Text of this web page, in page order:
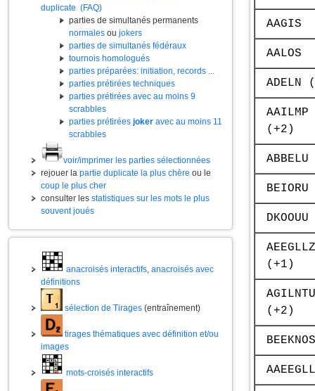
duplicate (FAQ)
parties de simultanés permanents
normales ou jokers
parties de simultanés fédéraux
tournois homologués
parties préparées: initiation, records ...
parties prétirées techniques
parties prétirées avec au moins 9
scrabbles
parties prétirées joker avec au moins 11
scrabbles
voir/imprimer les parties sélectionnées
rejouer la partie duplicate la plus chère ou le
coup le plus cher
consulter les statistiques sur les mots le plus
souvent joués
anacroisés interactifs, anacroisés avec
définitions
sélection de Tirages (entraînement)
tirages thématiques avec définition et/ou
images
mots-croisés interactifs
AAGIS
AALOS
ADELN
AAILMP
(+2)
ABBELU
BEIORU
DKOOUU
AEEGLLZ
(+1)
AGILNTU
(+2)